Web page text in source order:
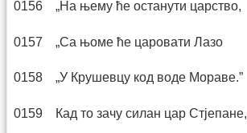
0156 „На њему ће останути царство,
0157 „Са њоме ће царовати Лазо
0158 „У Крушевцу код воде Мораве.”
0159 Кад то зачу силан цар Стјепане,